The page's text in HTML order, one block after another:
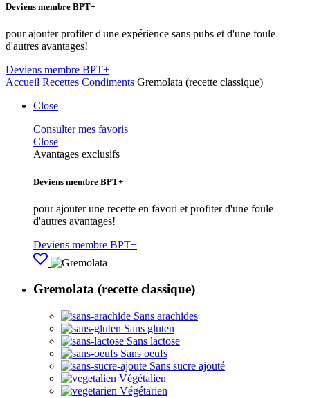
Deviens membre BPT+
pour ajouter profiter d'une expérience sans pubs et d'une foule
d'autres avantages!
Deviens membre BPT+
Accueil Recettes Condiments Gremolata (recette classique)
Close
Consulter mes favoris
Close
Avantages exclusifs
Deviens membre BPT+
pour ajouter une recette en favori et profiter d'une foule
d'autres avantages!
Deviens membre BPT+
Gremolata (recette classique)
Sans arachides
Sans gluten
Sans lactose
Sans oeufs
Sans sucre ajouté
Végétalien
Végétarien